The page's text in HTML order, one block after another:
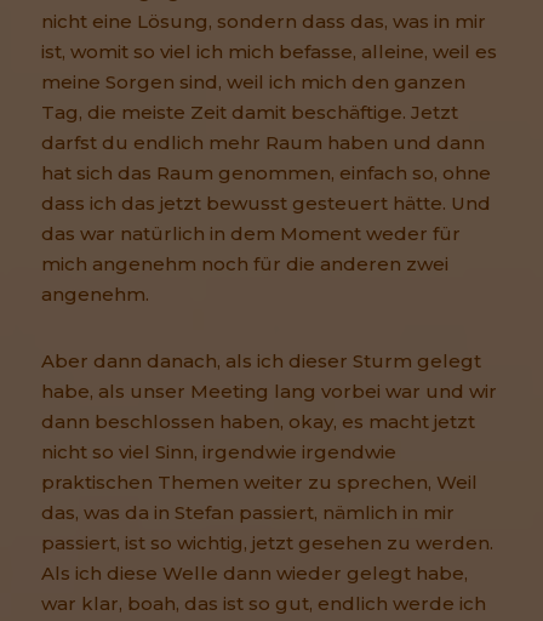
nicht eine Lösung, sondern dass das, was in mir
ist, womit so viel ich mich befasse, alleine, weil es
meine Sorgen sind, weil ich mich den ganzen
Tag, die meiste Zeit damit beschäftige. Jetzt
darfst du endlich mehr Raum haben und dann
hat sich das Raum genommen, einfach so, ohne
dass ich das jetzt bewusst gesteuert hätte. Und
das war natürlich in dem Moment weder für
mich angenehm noch für die anderen zwei
angenehm.
Aber dann danach, als ich dieser Sturm gelegt
habe, als unser Meeting lang vorbei war und wir
dann beschlossen haben, okay, es macht jetzt
nicht so viel Sinn, irgendwie irgendwie
praktischen Themen weiter zu sprechen, Weil
das, was da in Stefan passiert, nämlich in mir
passiert, ist so wichtig, jetzt gesehen zu werden.
Als ich diese Welle dann wieder gelegt habe,
war klar, boah, das ist so gut, endlich werde ich